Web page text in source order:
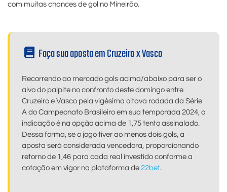
com muitas chances de gol no Mineirão.
Faça sua aposta em Cruzeiro x Vasco
Recorrendo ao mercado gols acima/abaixo para ser o
alvo do palpite no confronto deste domingo entre
Cruzeiro e Vasco pela vigésima oitava rodada da Série
A do Campeonato Brasileiro em sua temporada 2024, a
indicação é na opção acima de 1,75 tento assinalado.
Dessa forma, se o jogo tiver ao menos dois gols, a
aposta será considerada vencedora, proporcionando
retorno de 1,46 para cada real investido conforme a
cotação em vigor na plataforma de 22bet.